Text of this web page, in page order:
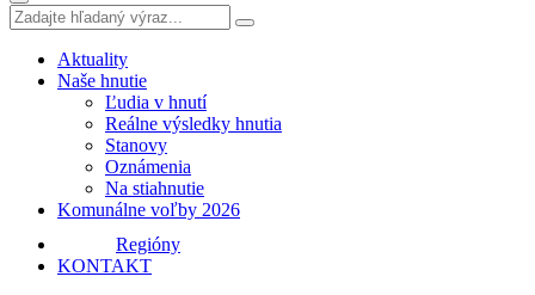
Aktuality
Naše hnutie
Ľudia v hnutí
Reálne výsledky hnutia
Stanovy
Oznámenia
Na stiahnutie
Komunálne voľby 2026
Regióny
KONTAKT